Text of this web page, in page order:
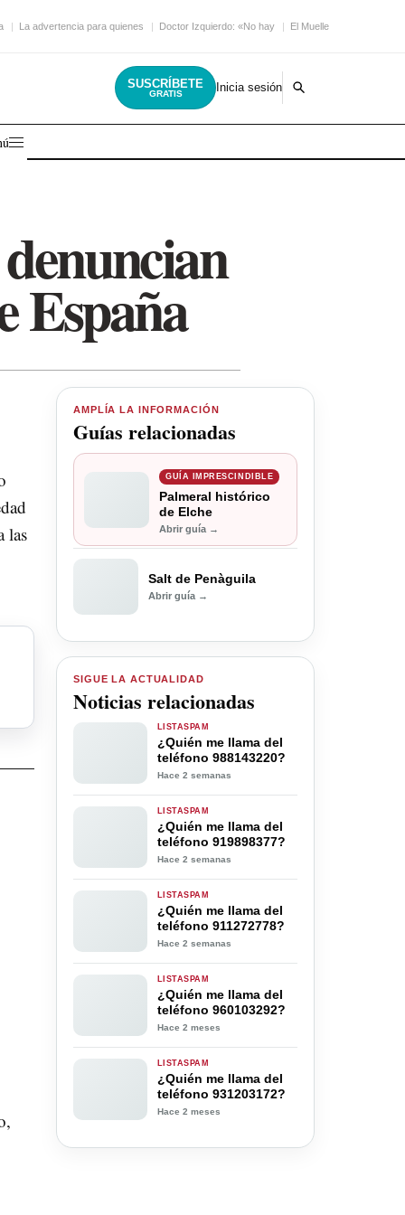
La advertencia para quienes Doctor Izquierdo: «No hay El Muelle Live encara
SUSCRÍBETE
GRATIS Inicia sesión
España
las
AMPLÍA LA INFORMACIÓN
Guías relacionadas
GUÍA IMPRESCINDIBLE
Palmeral histórico
de Elche
Abrir guía →
Salt de Penàguila
Abrir guía →
SIGUE LA ACTUALIDAD
Noticias relacionadas
LISTASPAM
¿Quién me llama del
teléfono 988143220?
Hace 2 semanas
LISTASPAM
¿Quién me llama del
teléfono 919898377?
Hace 2 semanas
LISTASPAM
¿Quién me llama del
teléfono 911272778?
Hace 2 semanas
LISTASPAM
¿Quién me llama del
teléfono 960103292?
Hace 2 meses
LISTASPAM
¿Quién me llama del
teléfono 931203172?
Hace 2 meses